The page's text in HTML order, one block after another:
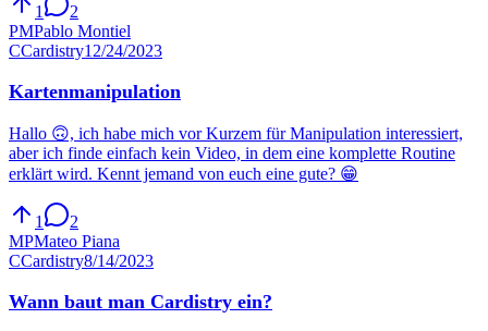
1
2
PMPablo Montiel
CCardistry12/24/2023
Kartenmanipulation
Hallo 🙃, ich habe mich vor Kurzem für Manipulation interessiert,
aber ich finde einfach kein Video, in dem eine komplette Routine
erklärt wird. Kennt jemand von euch eine gute? 😁
1
2
MPMateo Piana
CCardistry8/14/2023
Wann baut man Cardistry ein?